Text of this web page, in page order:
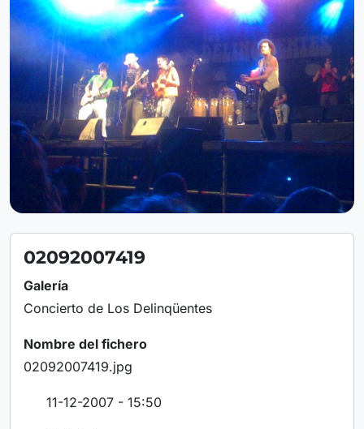
02092007419
Galería
Concierto de Los Delinqüentes
Nombre del fichero
02092007419.jpg
11-12-2007 - 15:50